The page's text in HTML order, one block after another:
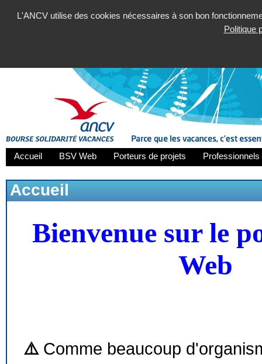
L'ANCV utilise des cookies nécessaires à son bon
Politique
Accueil BSV Web Porteurs de projets
Accueil
Bienvenue sur le
Web
⚠️ Comme beaucoup